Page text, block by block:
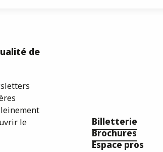
de
le
Billetterie
Brochures
Espace pros